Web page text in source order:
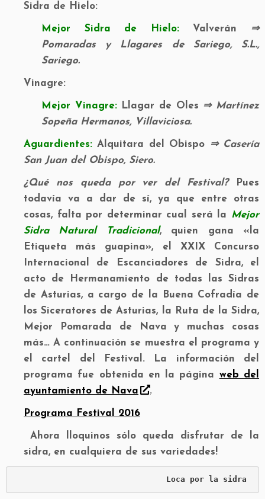
Sidra de Hielo:
Mejor Sidra de Hielo: Valverán
⇒
Pomaradas y Llagares de Sariego, S.L.,
Sariego.
Vinagre:
Mejor Vinagre: Llagar de Oles ⇒ Martínez
Sopeña Hermanos, Villaviciosa.
Aguardientes: Alquitara del Obispo
⇒ Casería
San Juan del Obispo, Siero.
¿Qué nos queda por ver del Festival?Pues
todavía va a dar de sí, ya que entre otras
cosas, falta por determinar cual será la Mejor
Sidra Natural Tradicional, quien gana «la
Etiqueta más guapina», el XXIX Concurso
Internacional de Escanciadores de Sidra, el
acto de Hermanamiento de todas las Sidras
de Asturias, a cargo de la Buena Cofradía de
los Siceratores de Asturias, la Ruta de la Sidra,
Mejor Pomarada de Nava y muchas cosas
más… A continuación se muestra el programa y
el cartel del Festival. La información del
programa fue obtenida en la página web del
ayuntamiento de Nava
.
Programa Festival 2016
Ahora lloquinos sólo queda disfrutar de la
sidra, en cualquiera de sus variedades!
Loca por la sidra